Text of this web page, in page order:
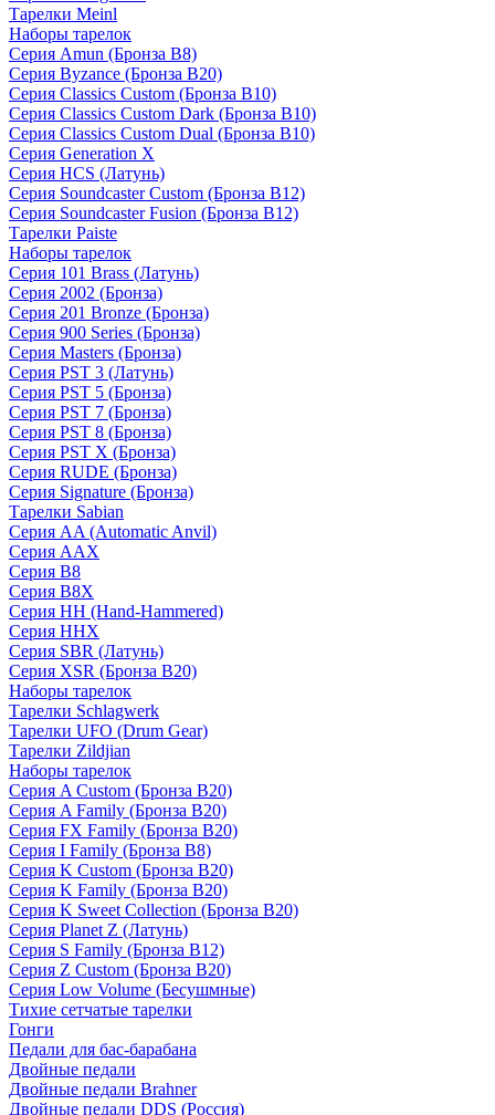
Тарелки Meinl
Наборы тарелок
Серия Amun (Бронза B8)
Серия Byzance (Бронза B20)
Серия Classics Custom (Бронза B10)
Серия Classics Custom Dark (Бронза B10)
Серия Classics Custom Dual (Бронза B10)
Серия Generation X
Серия HCS (Латунь)
Серия Soundcaster Custom (Бронза B12)
Серия Soundcaster Fusion (Бронза B12)
Тарелки Paiste
Наборы тарелок
Серия 101 Brass (Латунь)
Серия 2002 (Бронза)
Серия 201 Bronze (Бронза)
Серия 900 Series (Бронза)
Серия Masters (Бронза)
Серия PST 3 (Латунь)
Серия PST 5 (Бронза)
Серия PST 7 (Бронза)
Серия PST 8 (Бронза)
Серия PST X (Бронза)
Серия RUDE (Бронза)
Серия Signature (Бронза)
Тарелки Sabian
Серия AA (Automatic Anvil)
Серия AAX
Серия B8
Серия B8X
Серия HH (Hand-Hammered)
Серия HHX
Серия SBR (Латунь)
Серия XSR (Бронза B20)
Наборы тарелок
Тарелки Schlagwerk
Тарелки UFO (Drum Gear)
Тарелки Zildjian
Наборы тарелок
Серия A Custom (Бронза B20)
Серия A Family (Бронза B20)
Серия FX Family (Бронза B20)
Серия I Family (Бронза B8)
Серия K Custom (Бронза B20)
Серия K Family (Бронза B20)
Серия K Sweet Collection (Бронза B20)
Серия Planet Z (Латунь)
Серия S Family (Бронза B12)
Серия Z Custom (Бронза B20)
Серия Low Volume (Бесушмные)
Тихие сетчатые тарелки
Гонги
Педали для бас-барабана
Двойные педали
Двойные педали Brahner
Двойные педали DDS (Россия)